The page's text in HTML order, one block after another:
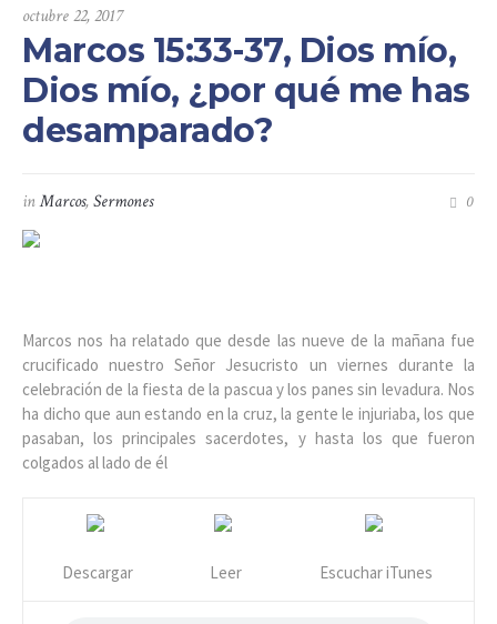
octubre 22, 2017
Marcos 15:33-37, Dios mío,
Dios mío, ¿por qué me has
desamparado?
inMarcos,Sermones 0
Marcos nos ha relatado que desde las nueve de la mañana fue
crucificado nuestro Señor Jesucristo un viernes durante la
celebración de la fiesta de la pascua y los panes sin levadura. Nos
ha dicho que aun estando en la cruz, la gente le injuriaba, los que
pasaban, los principales sacerdotes, y hasta los que fueron
colgados al lado de él
Descargar Leer Escuchar iTunes